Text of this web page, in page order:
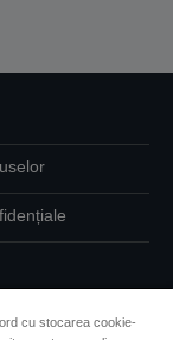
cu stocarea cookie-